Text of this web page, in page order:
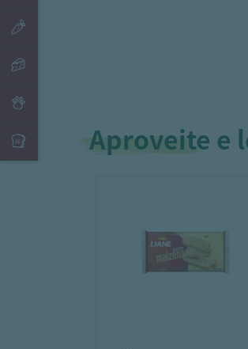
Aproveite e